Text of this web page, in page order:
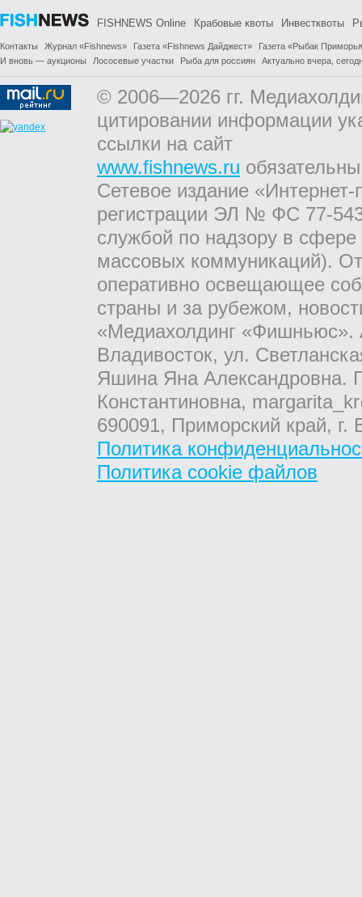
FISHNEWS Online Крабовые квоты Инвестквоты
Контакты Журнал «Fishnews» Газета «Fishnews Дайджест»
Газета «Рыбак
И вновь — аукционы
Лососевые участки Рыба для россиян Актуально вчера,
© 2006—2026 гг.
цитировании информации
ссылки на сайт
www.fishnews.ru
Сетевое издание
регистрации ЭЛ № ФС 77-
службой по надзору в
массовых коммуникаций).
оперативно освещающее
страны и за рубежом,
«Медиахолдинг «Фишньюс».
Владивосток, ул.
Яшина Яна Александровна.
Константиновна,
690091, Приморский край,
Политика
Политика cookie файлов